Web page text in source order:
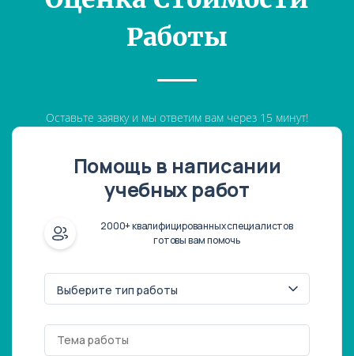
Работы
Оставьте заявку и мы ответим вам через 15 минут!
Помощь в написании
учебных работ
2000+ квалифицированных специалистов
готовы вам помочь